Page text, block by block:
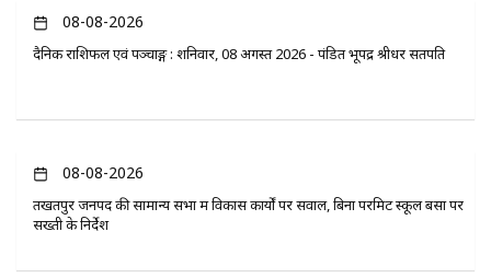
08-08-2026
दैनिक राशिफल एवं पञ्चाङ्ग : शनिवार, 08 अगस्त 2026 - पंडित भूपेंद्र श्रीधर सतपति
08-08-2026
तखतपुर जनपद की सामान्य सभा में विकास कार्यों पर सवाल, बिना परमिट स्कूल बसों पर
सख्ती के निर्देश